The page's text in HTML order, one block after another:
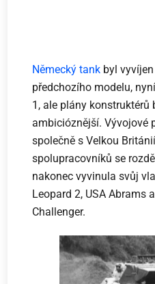
Německý tank byl
předchozího modelu,
1, ale plány konstruktérů
ambicióznější. Vývojové
společně s Velkou
spolupracovníků se
nakonec vyvinula svůj
Leopard 2, USA Abrams
Challenger.